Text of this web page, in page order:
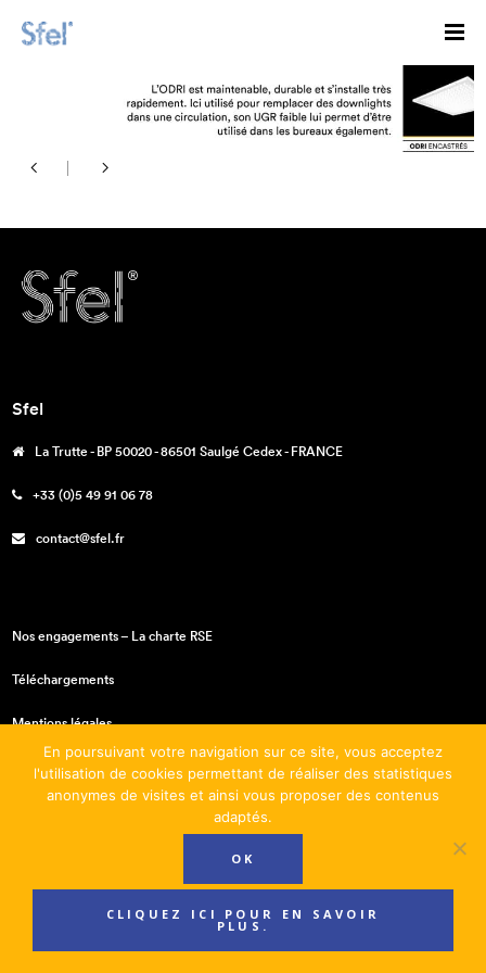
Sfel
La Trutte - BP 50020 - 86501 Saulgé Cedex - FRANCE
+33 (0)5 49 91 06 78
contact@sfel.fr
Nos engagements – La charte RSE
Téléchargements
Mentions légales
Conditions générales de vente
En poursuivant votre navigation sur ce site, vous acceptez
l'utilisation de cookies permettant de réaliser des statistiques
anonymes de visites et ainsi vous proposer des contenus
adaptés.
OK
CLIQUEZ ICI POUR EN SAVOIR
PLUS.